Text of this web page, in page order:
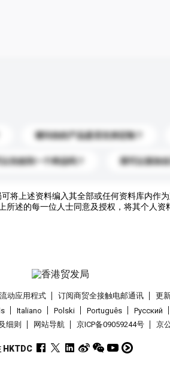
请问你的产品是否支持定制？
以先收到一个样品吗？ 我可以添加
将上述资料编入其全部或任何资料库内作
述的每一位人士同意及授权，将其个人资
动应用程式 订阅商贸全接触电邮通讯 更
Italiano Polski Português Pусский
细则 网站导航 京ICP备09059244号 京
HKTDC